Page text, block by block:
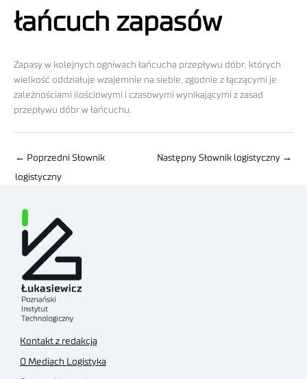
łańcuch zapasów
Zapasy w kolejnych ogniwach łańcucha przepływu dóbr, których
wielkość oddziałuje wzajemnie na siebie, zgodnie z łączącymi je
zależnościami ilościowymi i czasowymi wynikającymi z zasad
przepływu dóbr w łańcuchu.
← Poprzedni Słownik
logistyczny
Następny Słownik logistyczny →
Kontakt z redakcją
O Mediach Logistyka